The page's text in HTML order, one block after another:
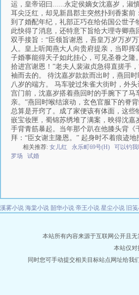
运，皇帝诏曰......永定侯嫡女沈嘉岁，淑
耳尖泛红，却见新昌郡主突然扑到香案前
到了婚配年纪，礼部正巧在给佑国公世子
此快得了消息，还特意下旨给大理寺卿
双手接旨：“臣领旨谢恩，吾皇万岁万岁
人。皇上听闻燕大人向贵府提亲，当即
子婚事能得天子如此挂心，可见圣眷之
拾进宫谢恩！”老夫人裴淑贞急得直搓手
袖而去的。 待沈嘉岁款款而出时，燕回
八岁的端方。 马车驶过朱雀大街时，外
宫门前，沈嘉岁搭着燕回时的手腕下了马
亲。”燕回时喉结滚动，玄色官服下的脊
总算是开窍了。成了家便该有体面，这
嵌宝妆匣，蜀锦苏绣堆了满案，映得沈
手背青筋暴起。当年那个趴在他膝头背《
拜：“臣女谢主隆恩。” 起身时不着痕迹
相关推荐: 女儿红 永乐町69号(H) 可以钓
罗场
试婚
溪雾小说 海棠小说 韶华小说 帝王小说 星尘小说 旧
本站所有内容来源于互联网公开且
本站仅对
同时您可手动提交相关目标站点网址给我